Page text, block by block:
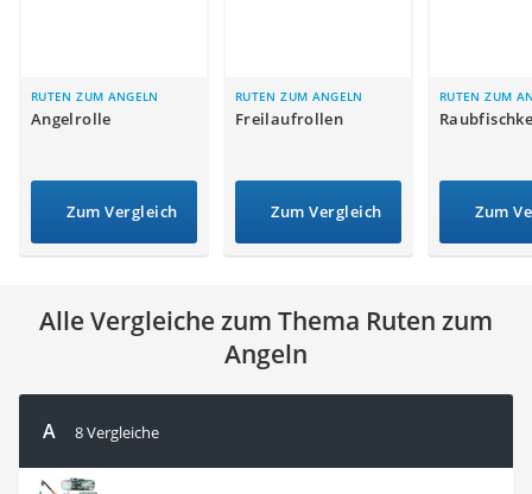
Sicherheitsweste Reiten
Service
RUTEN ZUM ANGELN
Angelrolle
Zum Vergleich
RUTEN ZUM ANGELN
Freilaufrollen
Zum Vergleich
RUTEN ZUM
Zum
Alle Vergleiche zum Thema Ruten zum
Angeln
A 8 Vergleiche